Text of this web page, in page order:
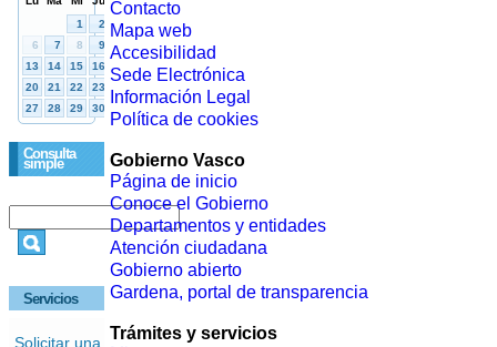
Consulta
simple
Servicios
Solicitar una
Contacto
Mapa web
Accesibilidad
Sede Electrónica
Información Legal
Política de cookies
Gobierno Vasco
Página de inicio
Conoce el Gobierno
Departamentos y entidades
Atención ciudadana
Gobierno abierto
Gardena, portal de transparencia
Trámites y servicios